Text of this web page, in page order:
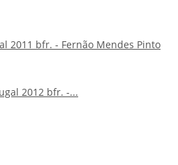
2011 bfr. - Fernão Mendes Pinto